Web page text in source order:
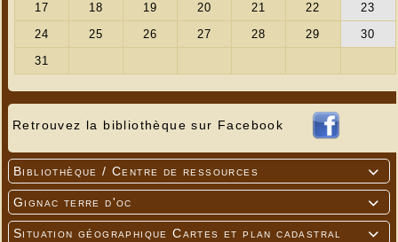
Retrouvez la bibliothèque sur Facebook

Bibliothèque / Centre de ressources

Gignac terre d'oc

Situation géographique Cartes et plan cadastral